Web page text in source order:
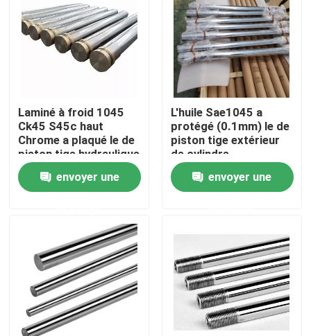
Contacts
Produits en acier forgé
Axes en acier forgés
Bloc en acier forgé
Douilles forgées
Blancs forgés de vitesse
Laminé à froid 1045
Ck45 S45c haut
Chrome a plaqué le de
piston tige hydraulique
de cylindre
envoyer une
L'huile Sae1045 a
protégé (0.1mm) le de
piston tige extérieur
de cylindre
hydraulique
envoyer une